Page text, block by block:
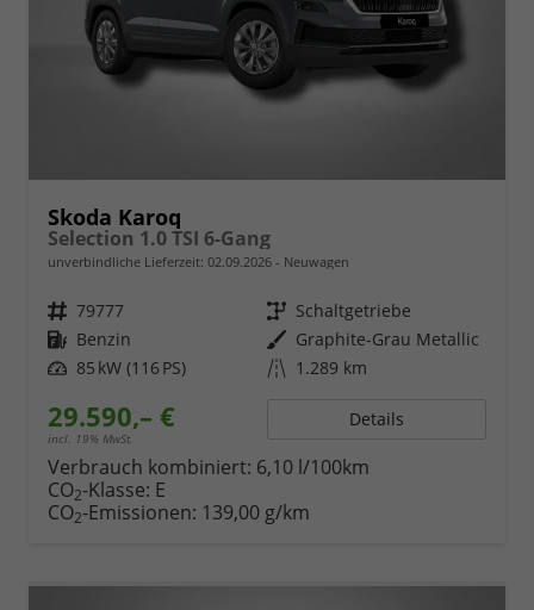
Skoda Karoq
Selection 1.0 TSI 6-Gang
unverbindliche Lieferzeit: 02.09.2026 Neuwagen
Fahrzeugnr. 79777 Getriebe Schaltgetriebe
Kraftstoff Benzin Außenfarbe Graphite-Grau Metallic
Leistung 85 kW (116 PS) Kilometerstand 1.289 km
29.590,– €
incl. 19% MwSt.
Details
Verbrauch kombiniert: 6,10 l/100km
CO2-Klasse: E
CO2-Emissionen: 139,00 g/km